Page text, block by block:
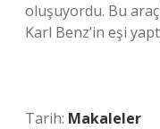
oluşuyordu. Bu
Karl Benz’in eşi
Tarih: Makaleler